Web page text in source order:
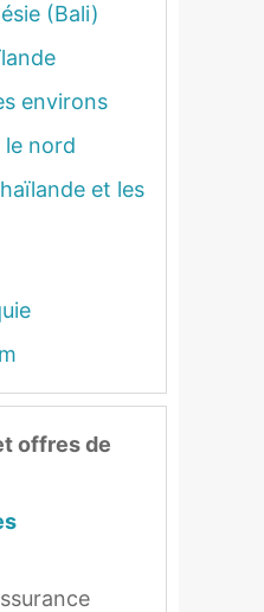
(Bali)
environs
le nord
et les
offres de